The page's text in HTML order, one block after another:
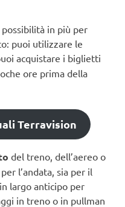
in più per
puoi utilizzare le
acquistare i biglietti
ore prima della
Terravision
del treno, dell’aereo o
l’andata, sia per il
largo anticipo per
in treno o in pullman